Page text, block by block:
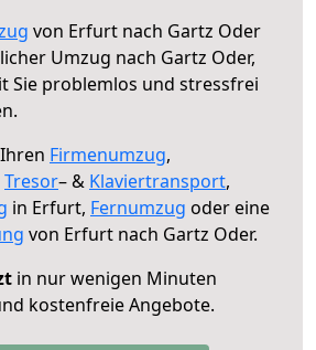
von Erfurt nach Gartz Oder
Umzug nach Gartz Oder,
Sie problemlos und stressfrei
Firmenumzug,
Tresor– & Klaviertransport,
in Erfurt, Fernumzug oder eine
von Erfurt nach Gartz Oder.
in nur wenigen Minuten
kostenfreie Angebote.